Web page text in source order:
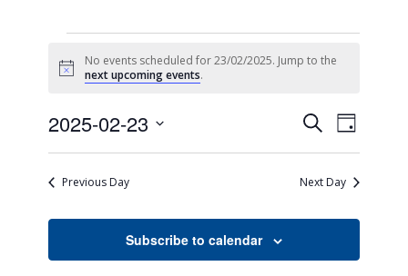
Notice
No events scheduled for 23/02/2025. Jump to the
next upcoming events.
Events
Search
and
SearchEvent
Views
Day
2025-02-23
Previous Day
Next Day
Subscribe to calendar